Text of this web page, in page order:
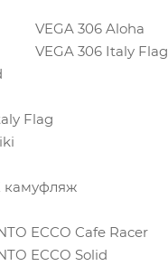
VEGA 306 Aloha
VEGA 306 Italy Flag
Flag
камуфляж
ECCO Cafe Racer
ECCO Solid